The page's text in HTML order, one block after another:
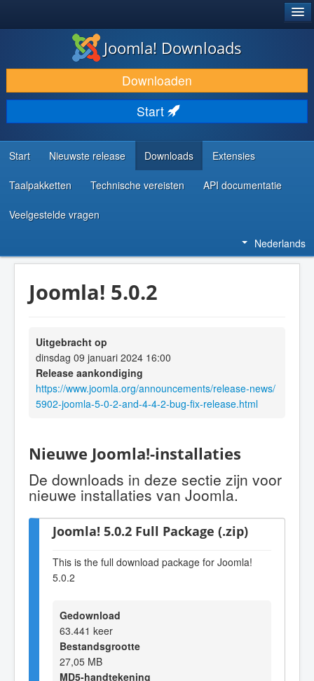
DOWNLOAD & BREID UIT
ONTDEK & LEER
COMMUNITY & ONDERSTEUNING
ONTWIKKELAARSBRONNEN
Joomla! Downloads
Downloaden
Start
Start Nieuwste release Downloads Extensies
Taalpakketten Technische vereisten API documentatie
Veelgestelde vragen
Nederlands
Joomla! 5.0.2
Uitgebracht op
dinsdag 09 januari 2024 16:00
Release aankondiging
https://www.joomla.org/announcements/release-news/
5902-joomla-5-0-2-and-4-4-2-bug-fix-release.html
Nieuwe Joomla!-installaties
De downloads in deze sectie zijn voor
nieuwe installaties van Joomla.
Joomla! 5.0.2 Full Package (.zip)
This is the full download package for Joomla!
5.0.2
Gedownload
63.441 keer
Bestandsgrootte
27,05 MB
MD5-handtekening